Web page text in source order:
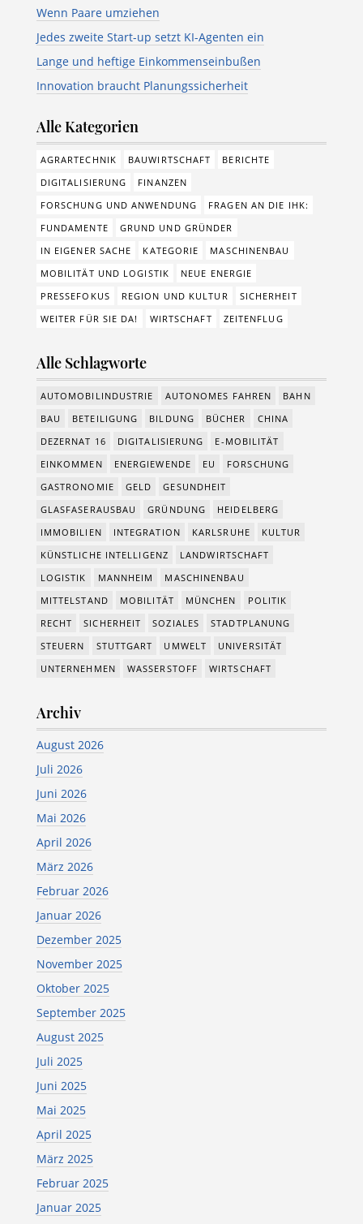
Wenn Paare umziehen
Jedes zweite Start-up setzt KI-Agenten ein
Lange und heftige Einkommenseinbußen
Innovation braucht Planungssicherheit
Alle Kategorien
AGRARTECHNIK BAUWIRTSCHAFT
BERICHTE
DIGITALISIERUNG
FINANZEN
FORSCHUNG UND ANWENDUNG
FRAGEN AN DIE IHK:
FUNDAMENTE
GRUND UND GRÜNDER
IN EIGENER SACHE
KATEGORIE
MASCHINENBAU
MOBILITÄT UND LOGISTIK
NEUE ENERGIE
PRESSEFOKUS
REGION UND KULTUR
SICHERHEIT
WEITER FÜR SIE DA!
WIRTSCHAFT ZEITENFLUG
Alle Schlagworte
AUTOMOBILINDUSTRIE AUTONOMES FAHREN
BAHN
BAU
BETEILIGUNG BILDUNG BÜCHER
CHINA
DEZERNAT 16
DIGITALISIERUNG
E-MOBILITÄT
EINKOMMEN
ENERGIEWENDE EU
FORSCHUNG
GASTRONOMIE
GELD
GESUNDHEIT
GLASFASERAUSBAU
GRÜNDUNG
HEIDELBERG
IMMOBILIEN
INTEGRATION KARLSRUHE
KULTUR
KÜNSTLICHE INTELLIGENZ
LANDWIRTSCHAFT
LOGISTIK
MANNHEIM
MASCHINENBAU
MITTELSTAND
MOBILITÄT MÜNCHEN
POLITIK
RECHT
SICHERHEIT SOZIALES
STADTPLANUNG
STEUERN
STUTTGART UMWELT
UNIVERSITÄT
UNTERNEHMEN
WASSERSTOFF WIRTSCHAFT
Archiv
August 2026
Juli 2026
Juni 2026
Mai 2026
April 2026
März 2026
Februar 2026
Januar 2026
Dezember 2025
November 2025
Oktober 2025
September 2025
August 2025
Juli 2025
Juni 2025
Mai 2025
April 2025
März 2025
Februar 2025
Januar 2025